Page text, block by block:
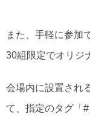
また、手軽に参加
30組限定でオリジ
会場内に設置され
て、指定のタグ「